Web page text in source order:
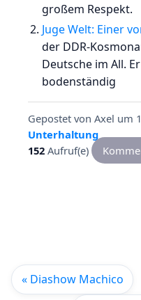
großem Respekt.
Juge Welt: Einer
der DDR-
Deutsche im All.
bodenständig
Gepostet von Axel um
Unterhaltung
152 Aufruf(e)
« Diashow Machico